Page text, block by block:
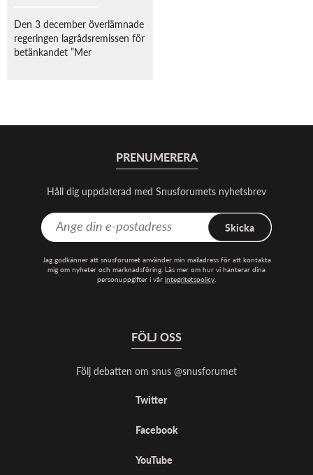
Den 3 december överlämnade
regeringen lagrådsremissen för
betänkandet ”Mer
föregåtts av en utredning som
PRENUMERERA
Håll dig uppdaterad med Snusforumets nyhetsbrev
Skicka
Jag godkänner att snusforumet använder min mailadress för att kontakta
mig om nyheter och marknadsföring. Läs mer om hur vi hanterar dina
personuppgifter i vår integritetspolicy.
FÖLJ OSS
Följ debatten om snus @snusforumet
Twitter
Facebook
YouTube